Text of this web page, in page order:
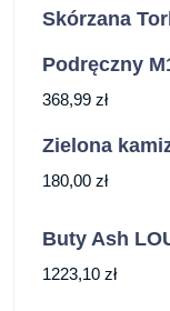
Skórzana
Podręczny
368,99 zł
Zielona
180,00 zł
Buty Ash
1223,10 zł